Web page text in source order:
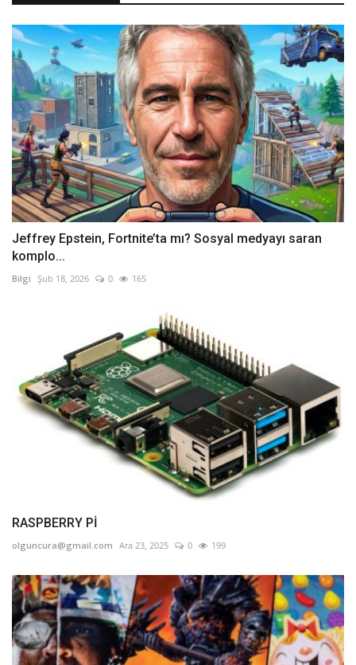
Jeffrey Epstein, Fortnite’ta mı? Sosyal medyayı saran
komplo...
Bilgi Şub 18, 2026 0 165
RASPBERRY Pİ
olguncura@gmail.com Ara 23, 2025 0 199